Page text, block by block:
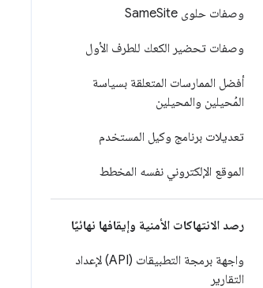
وصفات حلوى Same Site
وصفات تحضير الكعك للطرف الأول
أفضل الممارسات المتعلقة بسياسة
المُحيلين والمحيلين
تعديلات برنامج وكيل المستخدم
الموقع الإلكتروني نفسه المخطط
رصد الانتهاكات الأمنية وإيقافها نهائيًا
واجهة برمجة التطبيقات (API) لإعداد
التقارير